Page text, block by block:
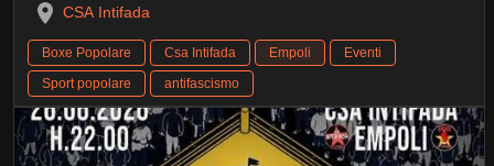
CSA Intifada
Boxe Popolare Csa Intifada Empoli
Eventi
Sport popolare
antifascismo